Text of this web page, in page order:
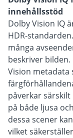
innehållsstöd
Dolby Vision IQ
HDR-
många
beskriver
Vision metadata
påverkar
på både ljusa
dessa scener
vilket